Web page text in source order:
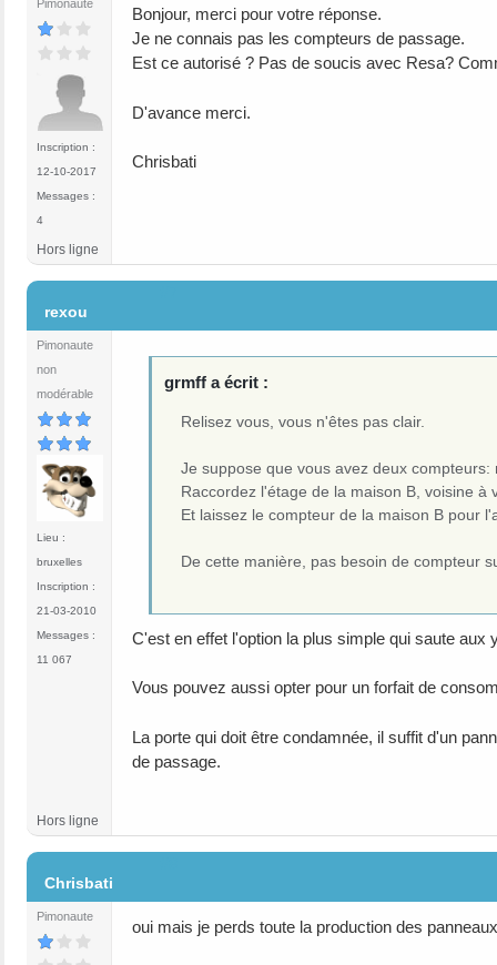
Pimonaute
Inscription :
12-10-2017
Messages :
4
Bonjour, merci pour votre réponse.
Je ne connais pas les compteurs de passage.
Est ce autorisé ? Pas de soucis avec Resa?
D'avance merci.
Chrisbati
Hors ligne
rexou
Pimonaute
non
modérable
Lieu :
bruxelles
Inscription :
21-03-2010
Messages :
11 067
grmff a écrit :
Relisez vous, vous n'êtes pas clair.
Je suppose que vous avez deux compteurs:
Raccordez l'étage de la maison B, voisine à
Et laissez le compteur de la maison B pour
De cette manière, pas besoin de compteur
C'est en effet l'option la plus simple qui saute aux
Vous pouvez aussi opter pour un forfait de
La porte qui doit être condamnée, il suffit d'un
de passage.
Hors ligne
Chrisbati
Pimonaute
oui mais je perds toute la production des